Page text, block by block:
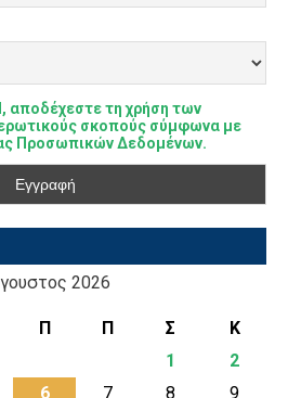
αποδέχεστε τη χρήση των
σκοπούς σύμφωνα με
Προσωπικών Δεδομένων.
2026
Π Π Σ
Κ
1
2
6 7 8
9